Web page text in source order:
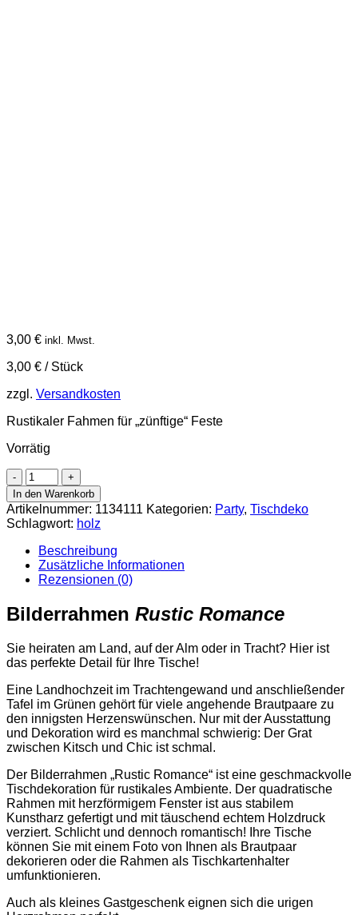
3,00 € inkl. Mwst.
3,00 € / Stück
zzgl. Versandkosten
Rustikaler Fahmen für „zünftige“ Feste
Vorrätig
Tischkartenhalter
Rustic
Romance
Menge
In den Warenkorb
Artikelnummer: 1134111 Kategorien: Party, Tischdeko
Schlagwort: holz
Beschreibung
Zusätzliche Informationen
Rezensionen (0)
Bilderrahmen Rustic Romance
Sie heiraten am Land, auf der Alm oder in Tracht? Hier ist
das perfekte Detail für Ihre Tische!
Eine Landhochzeit im Trachtengewand und anschließender
Tafel im Grünen gehört für viele angehende Brautpaare zu
den innigsten Herzenswünschen. Nur mit der Ausstattung
und Dekoration wird es manchmal schwierig: Der Grat
zwischen Kitsch und Chic ist schmal.
Der Bilderrahmen „Rustic Romance“ ist eine geschmackvolle
Tischdekoration für rustikales Ambiente. Der quadratische
Rahmen mit herzförmigem Fenster ist aus stabilem
Kunstharz gefertigt und mit täuschend echtem Holzdruck
verziert. Schlicht und dennoch romantisch! Ihre Tische
können Sie mit einem Foto von Ihnen als Brautpaar
dekorieren oder die Rahmen als Tischkartenhalter
umfunktionieren.
Auch als kleines Gastgeschenk eignen sich die urigen